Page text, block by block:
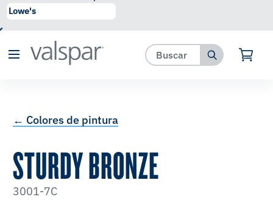
se ha agregado a favoritos.
← Colores de pintura
STURDY BRONZE
3001-7C